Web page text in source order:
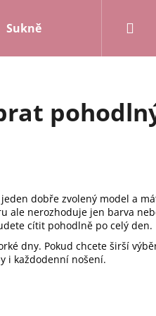
Sukně a kalhoty
dobře zvolený model a
ale nerozhoduje jen barva
cítit pohodlně po celý den.
dny. Pokud chcete širší
i každodenní nošení.